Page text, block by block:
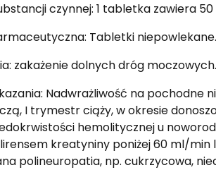
czynnej: 1 tabletka zawiera
Tabletki niepowlekane.
zakażenie dolnych dróg moczowych.
Nadwrażliwość na
I trymestr ciąży, w okresie
hemolitycznej u
kreatyniny poniżej 60 ml/
polineuropatia, np. cukrzycowa,